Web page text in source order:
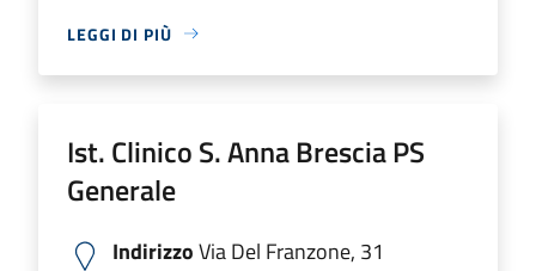
LEGGI DI PIÙ
Ist. Clinico S. Anna Brescia PS
Generale
IndirizzoVia Del Franzone, 31